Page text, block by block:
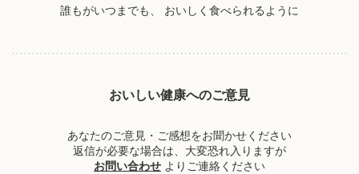
誰もがいつまでも、 おいしく食べられるように
おいしい健康へのご意見
あなたのご意見・ご感想をお聞かせください
返信が必要な場合は、大変恐れ入りますが
お問い合わせ よりご連絡ください